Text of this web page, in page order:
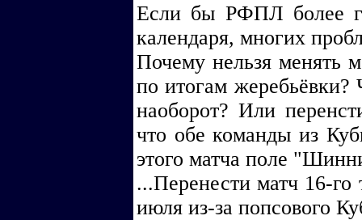
Если бы РФПЛ более
календаря, многих
Почему нельзя менять
по итогам
наоборот? Или
что обе команды из
этого матча поле
...Перенести матч 16-
июля из-за попсового